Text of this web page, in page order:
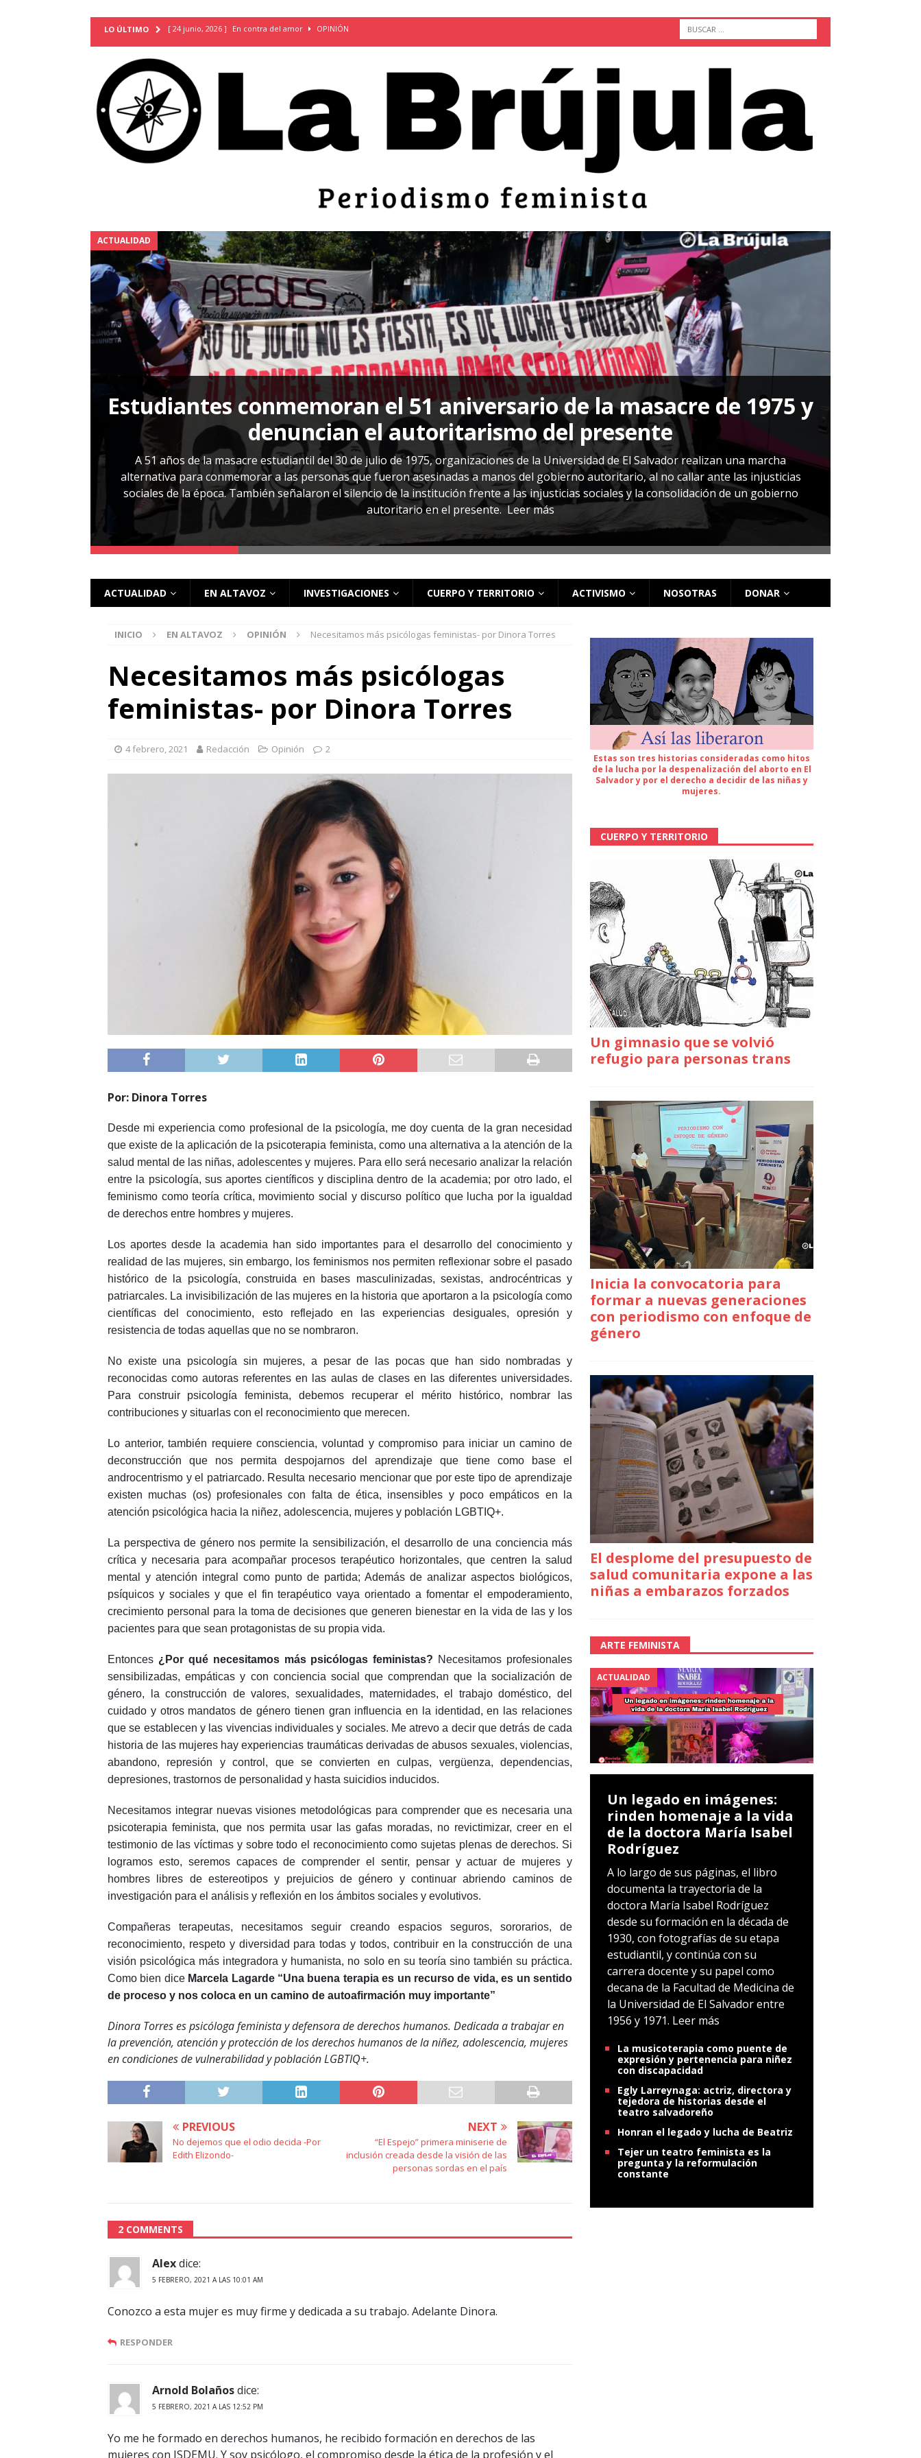
LO ÚLTIMO [ 24 junio, 2026 ] En contra del amor OPINIÓN
TERRITORIO
[ 21 febrero, 2026 ] Cuando la prevención de embarazos en niñas y adolescentes desaparece del territorio
INVESTIGACIONES
[ 31 julio, 2026 ] Estudiantes conmemoran el 51 aniversario de la masacre de 1975 y denuncian el
Piden mantener la libertad provisional de Sandra Leticia Hernández: víctima del régimen de
[ 28 julio, 2026 ] ARENA y FMLN apuestan por mujeres en sus fórmulas presidenciales para 2027
ACTUALIDAD
[ 24 julio, 2026 ] A María Hildaura le falló el Estado OPINIÓN
[ 28 julio, 2026 ] Más allá de los casos: cómo entender el VIH en El Salvador ACTUALIDAD
ACTUALIDAD
Estudiantes conmemoran el 51 aniversario de la masacre de 1975 y
denuncian el autoritarismo del presente
A 51 años de la masacre estudiantil del 30 de julio de 1975, organizaciones de la Universidad de El Salvador realizan una marcha
alternativa para conmemorar a las personas que fueron asesinadas a manos del gobierno autoritario, al no callar ante las injusticias
sociales de la época. También señalaron el silencio de la institución frente a las injusticias sociales y la consolidación de un gobierno
autoritario en el presente.Leer más
ACTUALIDAD EN ALTAVOZ INVESTIGACIONES CUERPO Y TERRITORIO ACTIVISMO NOSOTRAS DONAR
INICIO EN ALTAVOZ OPINIÓN Necesitamos más psicólogas feministas- por Dinora Torres
Necesitamos más psicólogas
feministas- por Dinora Torres
4 febrero, 2021 Redacción Opinión 2
Por: Dinora Torres
Desde mi experiencia como profesional de la psicología, me doy cuenta de la gran necesidad
que existe de la aplicación de la psicoterapia feminista, como una alternativa a la atención de la
salud mental de las niñas, adolescentes y mujeres. Para ello será necesario analizar la relación
entre la psicología, sus aportes científicos y disciplina dentro de la academia; por otro lado, el
feminismo como teoría crítica, movimiento social y discurso político que lucha por la igualdad
de derechos entre hombres y mujeres.
Los aportes desde la academia han sido importantes para el desarrollo del conocimiento y
realidad de las mujeres, sin embargo, los feminismos nos permiten reflexionar sobre el pasado
histórico de la psicología, construida en bases masculinizadas, sexistas, androcéntricas y
patriarcales. La invisibilización de las mujeres en la historia que aportaron a la psicología como
científicas del conocimiento, esto reflejado en las experiencias desiguales, opresión y
resistencia de todas aquellas que no se nombraron.
No existe una psicología sin mujeres, a pesar de las pocas que han sido nombradas y
reconocidas como autoras referentes en las aulas de clases en las diferentes universidades.
Para construir psicología feminista, debemos recuperar el mérito histórico, nombrar las
contribuciones y situarlas con el reconocimiento que merecen.
Lo anterior, también requiere consciencia, voluntad y compromiso para iniciar un camino de
deconstrucción que nos permita despojarnos del aprendizaje que tiene como base el
androcentrismo y el patriarcado. Resulta necesario mencionar que por este tipo de aprendizaje
existen muchas (os) profesionales con falta de ética, insensibles y poco empáticos en la
atención psicológica hacia la niñez, adolescencia, mujeres y población LGBTIQ+.
La perspectiva de género nos permite la sensibilización, el desarrollo de una conciencia más
crítica y necesaria para acompañar procesos terapéutico horizontales, que centren la salud
mental y atención integral como punto de partida; Además de analizar aspectos biológicos,
psíquicos y sociales y que el fin terapéutico vaya orientado a fomentar el empoderamiento,
crecimiento personal para la toma de decisiones que generen bienestar en la vida de las y los
pacientes para que sean protagonistas de su propia vida.
Entonces ¿Por qué necesitamos más psicólogas feministas? Necesitamos profesionales
sensibilizadas, empáticas y con conciencia social que comprendan que la socialización de
género, la construcción de valores, sexualidades, maternidades, el trabajo doméstico, del
cuidado y otros mandatos de género tienen gran influencia en la identidad, en las relaciones
que se establecen y las vivencias individuales y sociales. Me atrevo a decir que detrás de cada
historia de las mujeres hay experiencias traumáticas derivadas de abusos sexuales, violencias,
abandono, represión y control, que se convierten en culpas, vergüenza, dependencias,
depresiones, trastornos de personalidad y hasta suicidios inducidos.
Necesitamos integrar nuevas visiones metodológicas para comprender que es necesaria una
psicoterapia feminista, que nos permita usar las gafas moradas, no revictimizar, creer en el
testimonio de las víctimas y sobre todo el reconocimiento como sujetas plenas de derechos. Si
logramos esto, seremos capaces de comprender el sentir, pensar y actuar de mujeres y
hombres libres de estereotipos y prejuicios de género y continuar abriendo caminos de
investigación para el análisis y reflexión en los ámbitos sociales y evolutivos.
Compañeras terapeutas, necesitamos seguir creando espacios seguros, sororarios, de
reconocimiento, respeto y diversidad para todas y todos, contribuir en la construcción de una
visión psicológica más integradora y humanista, no solo en su teoría sino también su práctica.
Como bien dice Marcela Lagarde “Una buena terapia es un recurso de vida, es un sentido
de proceso y nos coloca en un camino de autoafirmación muy importante”
Dinora Torres es psicóloga feminista y defensora de derechos humanos. Dedicada a trabajar en
la prevención, atención y protección de los derechos humanos de la niñez, adolescencia, mujeres
en condiciones de vulnerabilidad y población LGBTIQ+.
PREVIOUS
No dejemos que el odio decida -Por
Edith Elizondo-
NEXT
“El Espejo” primera miniserie de
inclusión creada desde la visión de las
personas sordas en el país
2 COMMENTS
Alexdice:
5 FEBRERO, 2021 A LAS 10:01 AM
Conozco a esta mujer es muy firme y dedicada a su trabajo. Adelante Dinora.
RESPONDER
Arnold Bolañosdice:
5 FEBRERO, 2021 A LAS 12:52 PM
Yo me he formado en derechos humanos, he recibido formación en derechos de las
mujeres con ISDEMU. Y soy psicólogo, el compromiso desde la ética de la profesión y el
Estas son tres historias consideradas como hitos
de la lucha por la despenalización del aborto en El
Salvador y por el derecho a decidir de las niñas y
mujeres.
CUERPO Y TERRITORIO
Un gimnasio que se volvió
refugio para personas trans
Inicia la convocatoria para
formar a nuevas generaciones
con periodismo con enfoque de
género
El desplome del presupuesto de
salud comunitaria expone a las
niñas a embarazos forzados
ARTE FEMINISTA
ACTUALIDAD
Un legado en imágenes:
rinden homenaje a la vida
de la doctora María Isabel
Rodríguez
A lo largo de sus páginas, el libro
documenta la trayectoria de la
doctora María Isabel Rodríguez
desde su formación en la década de
1930, con fotografías de su etapa
estudiantil, y continúa con su
carrera docente y su papel como
decana de la Facultad de Medicina de
la Universidad de El Salvador entre
1956 y 1971. Leer más
La musicoterapia como puente de
expresión y pertenencia para niñez
con discapacidad
Egly Larreynaga: actriz, directora y
tejedora de historias desde el
teatro salvadoreño
Honran el legado y lucha de Beatriz
Tejer un teatro feminista es la
pregunta y la reformulación
constante